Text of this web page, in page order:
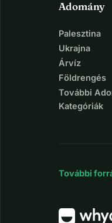
Adomány
Palesztina
Ukrajna
Árvíz
Földrengés
További
Kategóriák
További